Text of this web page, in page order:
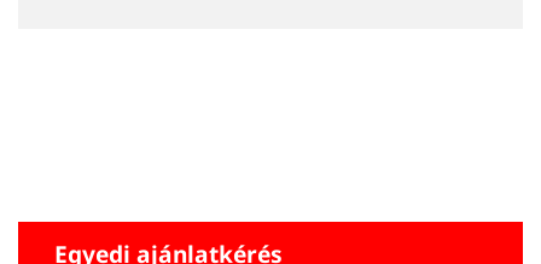
Egyedi ajánlatkérés